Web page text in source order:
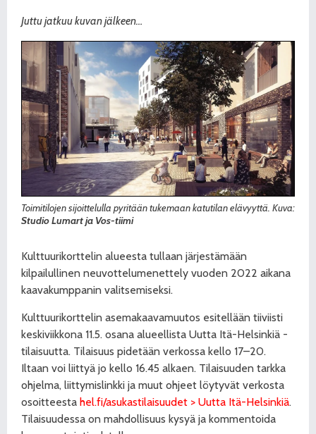
Juttu jatkuu kuvan jälkeen…
Toimitilojen sijoittelulla pyritään tukemaan katutilan elävyyttä. Kuva:
Studio Lumart ja Vos-tiimi
Kulttuurikorttelin alueesta tullaan järjestämään
kilpailullinen neuvottelumenettely vuoden 2022 aikana
kaavakumppanin valitsemiseksi.
Kulttuurikorttelin asemakaavamuutos esitellään tiiviisti
keskiviikkona 11.5. osana alueellista Uutta Itä-Helsinkiä -
tilaisuutta. Tilaisuus pidetään verkossa kello 17–20.
Iltaan voi liittyä jo kello 16.45 alkaen. Tilaisuuden tarkka
ohjelma, liittymislinkki ja muut ohjeet löytyvät verkosta
osoitteesta hel.fi/asukastilaisuudet > Uutta Itä-Helsinkiä.
Tilaisuudessa on mahdollisuus kysyä ja kommentoida